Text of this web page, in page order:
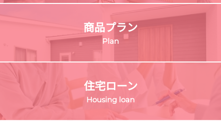
商品プラン
Plan
住宅ローン
Housing loan